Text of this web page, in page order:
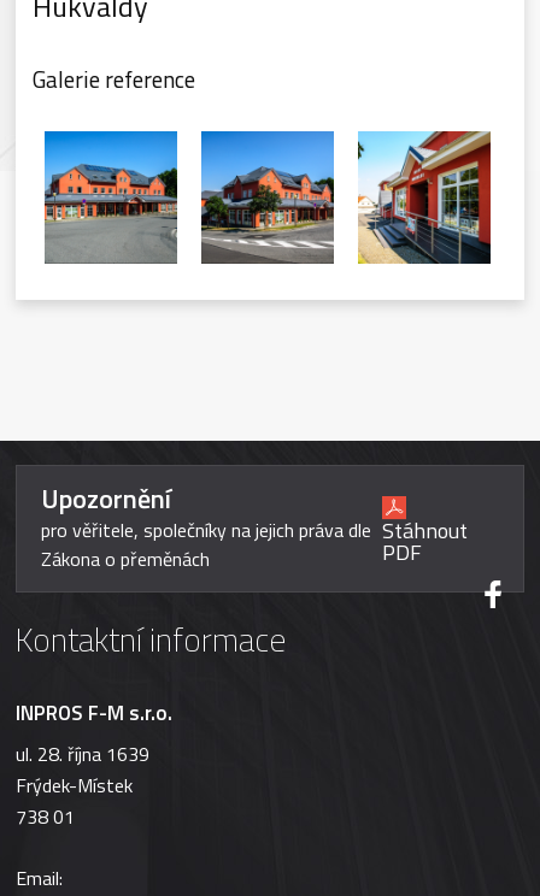
Galerie reference
Upozornění
pro věřitele, společníky na jejich práva dle
Zákona o přeměnách
Stáhnout
PDF
Kontaktní informace
INPROS F-M s.r.o.
ul. 28. října 1639
Frýdek-Místek
738 01
Email: